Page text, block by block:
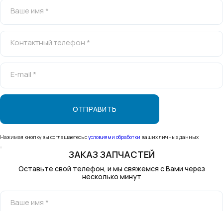
Ваше имя *
Контактный телефон *
E-mail *
Нажимая кнопку вы соглашаетесь сусловиями обработки ваших личных данных
ЗАКАЗ ЗАПЧАСТЕЙ
Оставьте свой телефон, и мы свяжемся с Вами через
несколько минут
Ваше имя *